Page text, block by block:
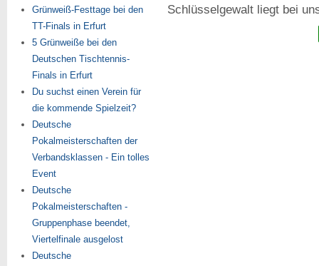
Schlüsselgewalt liegt bei
Grünweiß-Festtage bei den
TT-Finals in Erfurt
5 Grünweiße bei den
Deutschen Tischtennis-
Finals in Erfurt
Du suchst einen Verein für
die kommende Spielzeit?
Deutsche
Pokalmeisterschaften der
Verbandsklassen - Ein tolles
Event
Deutsche
Pokalmeisterschaften -
Gruppenphase beendet,
Viertelfinale ausgelost
Deutsche